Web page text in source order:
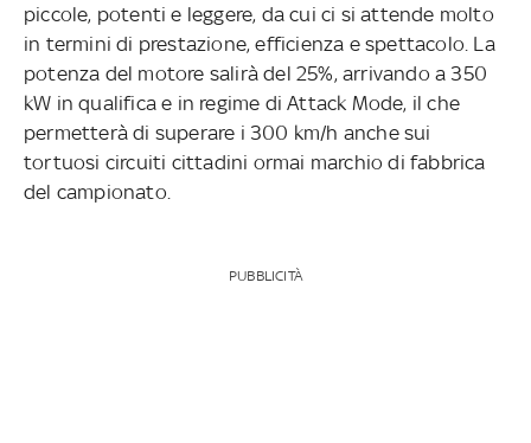
piccole, potenti e leggere, da cui ci si attende molto
in termini di prestazione, efficienza e spettacolo. La
potenza del motore salirà del 25%, arrivando a 350
kW in qualifica e in regime di Attack Mode, il che
permetterà di superare i 300 km/h anche sui
tortuosi circuiti cittadini ormai marchio di fabbrica
del campionato.
PUBBLICITÀ